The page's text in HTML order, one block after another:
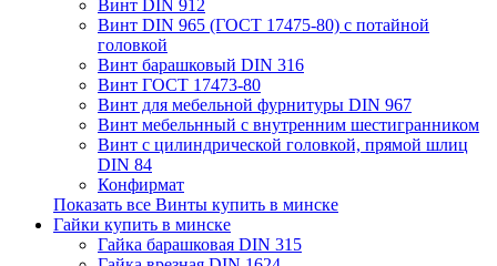
Винт DIN 912
Винт DIN 965 (ГОСТ 17475-80) с потайной
головкой
Винт барашковый DIN 316
Винт ГОСТ 17473-80
Винт для мебельной фурнитуры DIN 967
Винт мебельнный с внутренним шестигранником
Винт с цилиндрической головкой, прямой шлиц
DIN 84
Конфирмат
Показать все Винты купить в минске
Гайки купить в минске
Гайка барашковая DIN 315